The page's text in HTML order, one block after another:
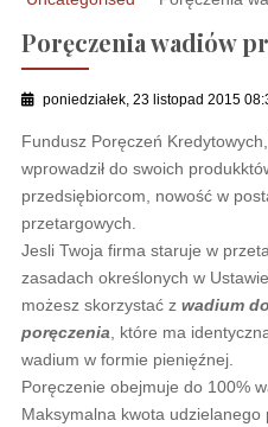
Poręczenia wadiów
poniedziałek, 23 listopad 2015
Fundusz Poręczeń
wprowadził do swoich
przedsiębiorcom, nowość w
przetargowych.
Jesli Twoja firma staruje w
zasadach określonych w
możesz skorzystać z wadium
poręczenia , które ma
wadium w formie pienięźnej.
Poręczenie obejmuje do 100%
Maksymalna kwota udzielanego